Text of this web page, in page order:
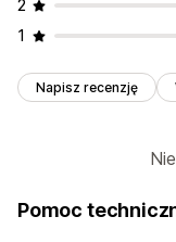
2
1
Napisz recenzję
Pomoc